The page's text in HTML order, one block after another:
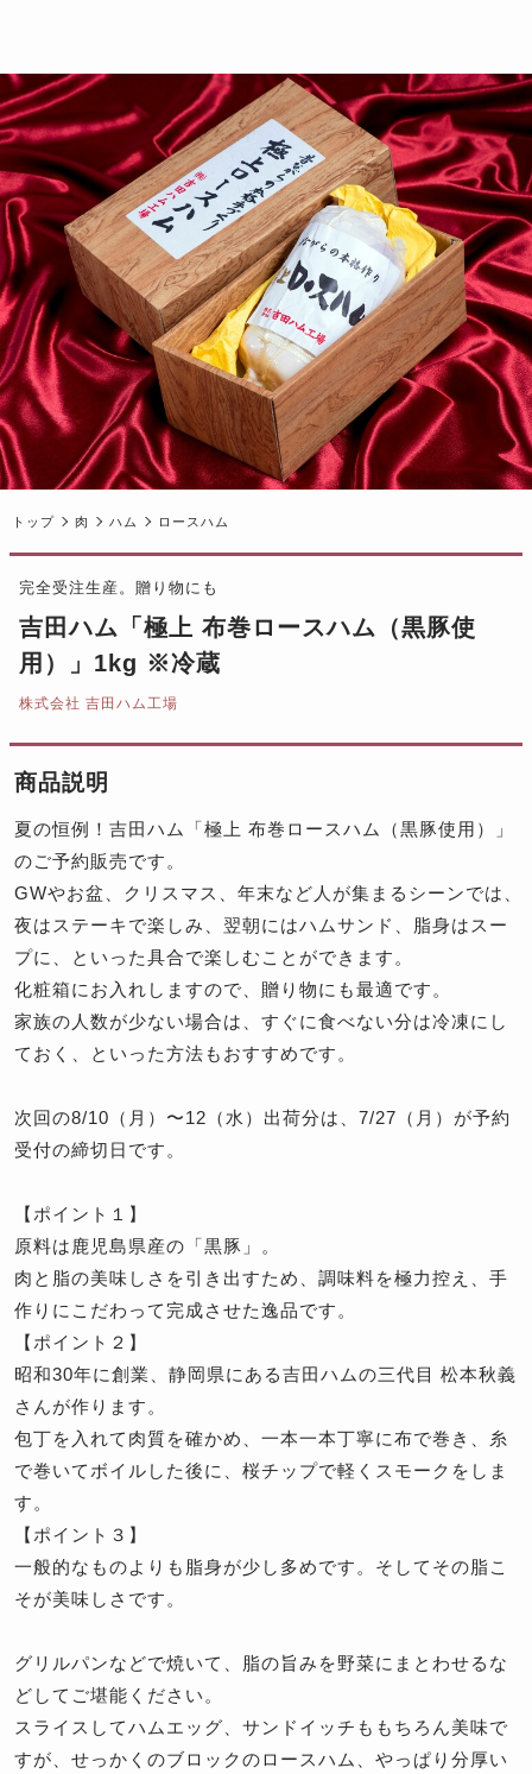
トップ 肉 ハム ロースハム
完全受注生産。贈り物にも
吉田ハム「極上 布巻ロースハム（黒豚使
用）」1kg ※冷蔵
株式会社 吉田ハム工場
商品説明
夏の恒例！吉田ハム「極上 布巻ロースハム（黒豚使用）」
のご予約販売です。
GWやお盆、クリスマス、年末など人が集まるシーンでは、
夜はステーキで楽しみ、翌朝にはハムサンド、脂身はスー
プに、といった具合で楽しむことができます。
化粧箱にお入れしますので、贈り物にも最適です。
家族の人数が少ない場合は、すぐに食べない分は冷凍にし
ておく、といった方法もおすすめです。
次回の8/10（月）〜12（水）出荷分は、7/27（月）が予約
受付の締切日です。
【ポイント１】
原料は鹿児島県産の「黒豚」。
肉と脂の美味しさを引き出すため、調味料を極力控え、手
作りにこだわって完成させた逸品です。
【ポイント２】
昭和30年に創業、静岡県にある吉田ハムの三代目 松本秋義
さんが作ります。
包丁を入れて肉質を確かめ、一本一本丁寧に布で巻き、糸
で巻いてボイルした後に、桜チップで軽くスモークをしま
す。
【ポイント３】
一般的なものよりも脂身が少し多めです。そしてその脂こ
そが美味しさです。
グリルパンなどで焼いて、脂の旨みを野菜にまとわせるな
どしてご堪能ください。
スライスしてハムエッグ、サンドイッチももちろん美味で
すが、せっかくのブロックのロースハム、やっぱり分厚い